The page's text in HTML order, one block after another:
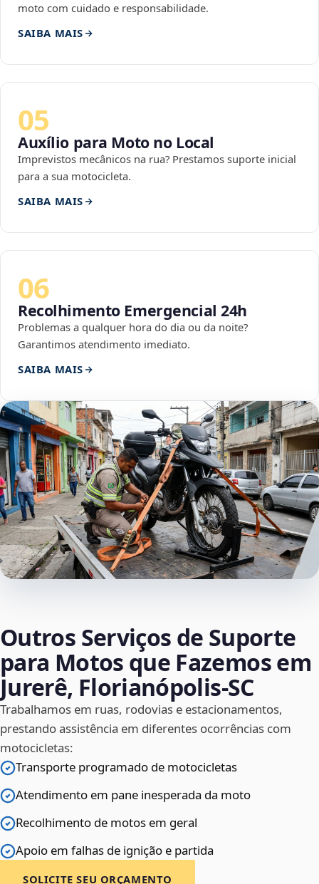
moto com cuidado e responsabilidade.
SAIBA MAIS
05
Auxílio para Moto no Local
Imprevistos mecânicos na rua? Prestamos suporte inicial
para a sua motocicleta.
SAIBA MAIS
06
Recolhimento Emergencial 24h
Problemas a qualquer hora do dia ou da noite?
Garantimos atendimento imediato.
SAIBA MAIS
Outros Serviços de Suporte
para Motos que Fazemos em
Jurerê, Florianópolis‑SC
Trabalhamos em ruas, rodovias e estacionamentos,
prestando assistência em diferentes ocorrências com
motocicletas:
Transporte programado de motocicletas
Atendimento em pane inesperada da moto
Recolhimento de motos em geral
Apoio em falhas de ignição e partida
SOLICITE SEU ORÇAMENTO